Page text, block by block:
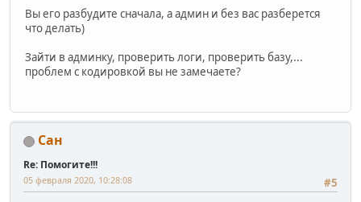
Вы его разбудите сначала, а админ и без вас разберется
что делать)
Зайти в админку, проверить логи, проверить базу,...
проблем с кодировкой вы не замечаете?
Сан
Re: Помогите!!!
#5
05 февраля 2020, 10:28:08